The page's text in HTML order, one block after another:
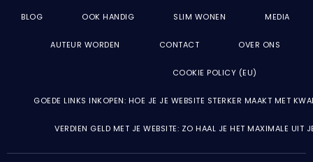
BLOG OOK HANDIG SLIM WONEN MEDIA
AUTEUR WORDEN CONTACT OVER ONS
COOKIE POLICY (EU)
GOEDE LINKS INKOPEN: HOE JE JE WEBSITE STERKER MAAKT MET
VERDIEN GELD MET JE WEBSITE: ZO HAAL JE HET MAXIMALE UIT